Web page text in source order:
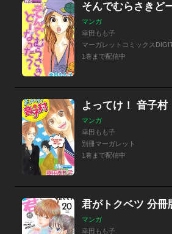
そんでむらさきど
マンガ
幸田もも子
マーガレットコミックス
1巻まで配信中
よってけ！ 音子村
マンガ
幸田もも子
別冊マーガレット
1巻まで配信中
君がトクベツ 分冊
マンガ
幸田もも子